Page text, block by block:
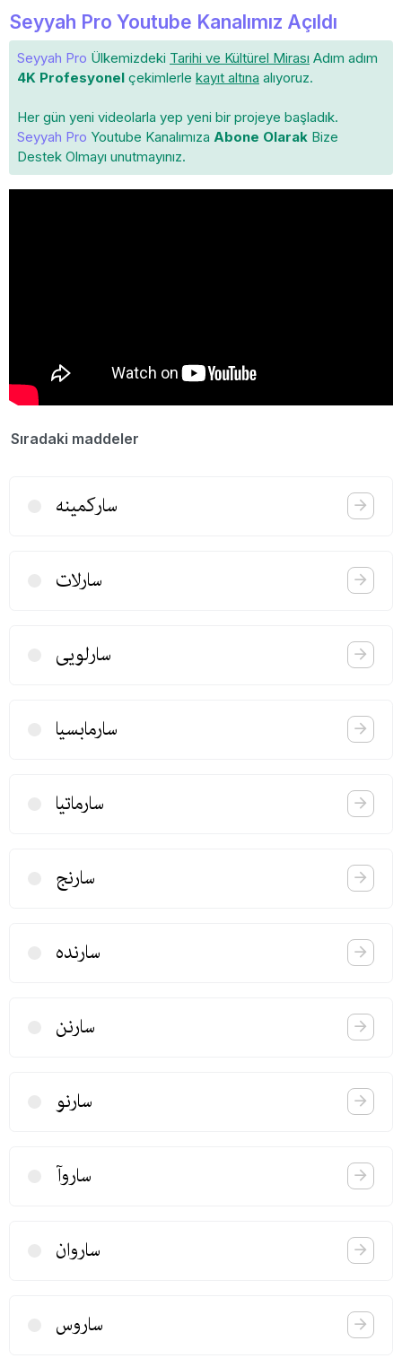
Seyyah Pro Youtube Kanalımız Açıldı
Seyyah Pro Ülkemizdeki Tarihi ve Kültürel Mirası Adım adım
4K Profesyonel çekimlerle kayıt altına alıyoruz.
Her gün yeni videolarla yep yeni bir projeye başladık.
Seyyah Pro Youtube Kanalımıza Abone Olarak Bize
Destek Olmayı unutmayınız.
Sıradaki maddeler
ساركمینه
سارلات
سارلویی
سارمابسیا
سارماتیا
سارنج
سارنده
سارنن
سارنو
ساروآ
ساروان
ساروس